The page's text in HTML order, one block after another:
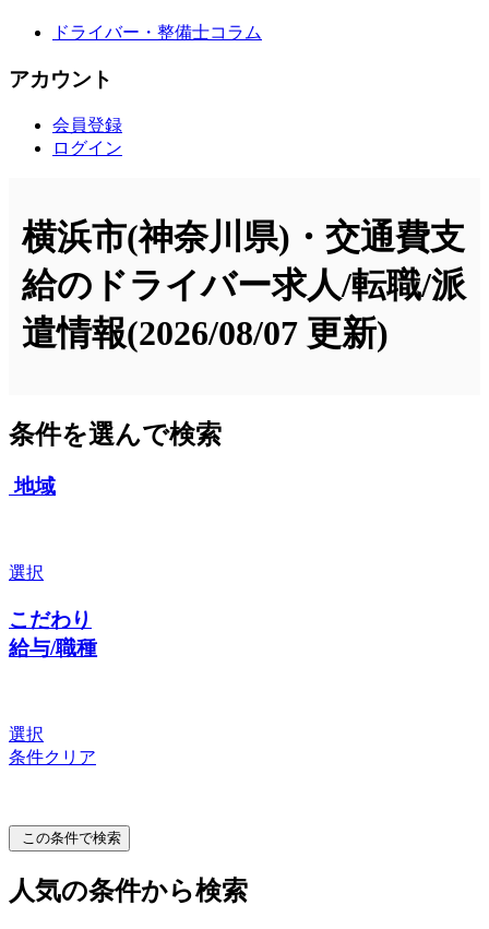
ドライバー・整備士コラム
アカウント
会員登録
ログイン
横浜市(神奈川県)・交通費支
給のドライバー求人/転職/派
遣情報(2026/08/07 更新)
条件を選んで検索
地域
選択
こだわり
給与/職種
選択
条件クリア
この条件で検索
人気の条件から検索